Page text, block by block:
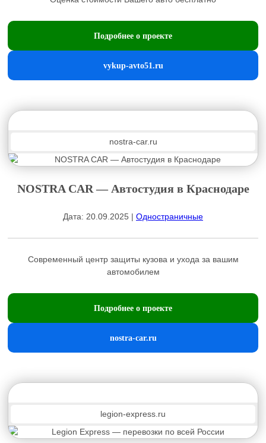
Подробнее о проекте
vykup-avto51.ru
nostra-car.ru
NOSTRA CAR — Автостудия в Краснодаре
Дата: 20.09.2025 | Одностраничные
Современный центр защиты кузова и ухода за вашим
автомобилем
Подробнее о проекте
nostra-car.ru
legion-express.ru